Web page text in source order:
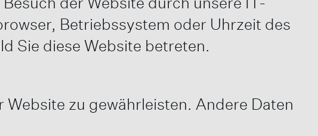
Betriebssystem oder Uhrzeit des
Sie diese Website betreten.
zu gewährleisten. Andere Daten